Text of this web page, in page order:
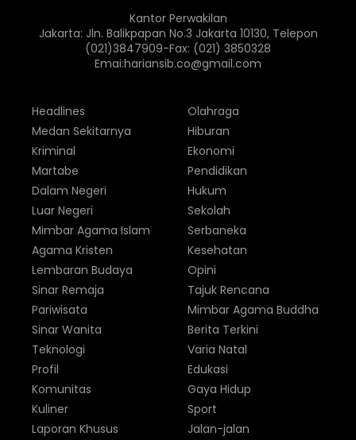
Kantor Perwakilan
Jakarta: Jln. Balikpapan No.3 Jakarta 10130, Telepon
(021)3847909-Fax: (021) 3850328
Emai:hariansib.co@gmail.com
Headlines
Medan Sekitarnya
Kriminal
Martabe
Dalam Negeri
Luar Negeri
Olahraga
Hiburan
Ekonomi
Pendidikan
Hukum
Sekolah
Mimbar Agama Islam
Agama Kristen
Lembaran Budaya
Sinar Remaja
Pariwisata
Sinar Wanita
Serbaneka
Kesehatan
Opini
Tajuk Rencana
Mimbar Agama Buddha
Berita Terkini
Teknologi
Profil
Komunitas
Kuliner
Laporan Khusus
Varia Natal
Edukasi
Gaya Hidup
Sport
Jalan-jalan